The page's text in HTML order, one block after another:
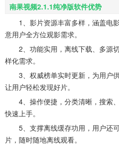
南果视频2.1.1纯净版软件优势
1、影片资源丰富多样，涵盖电
意用户全方位观影需求。
2、功能实用，离线下载、多源
样化需求。
3、权威榜单实时更新，为用户
让用户轻松发现好片。
4、操作便捷，分类清晰，搜索
快速上手。
5、支撑离线缓存功用，用户还
片，随时随地离线观看。